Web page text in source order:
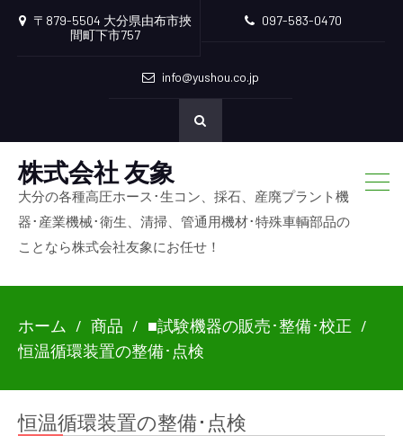
〒879-5504 大分県由布市挾
間町下市757
097-583-0470
info@yushou.co.jp
株式会社 友象
大分の各種高圧ホース･生コン、採石、産廃プラント機
器･産業機械･衛生、清掃、管通用機材･特殊車輌部品の
ことなら株式会社友象にお任せ！
ホーム 商品
■試験機器の販売･整備･校正
恒温循環装置の整備･点検
恒温循環装置の整備･点検